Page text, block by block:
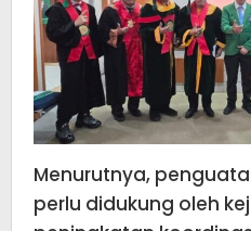
Menurutnya,
perlu didukung oleh